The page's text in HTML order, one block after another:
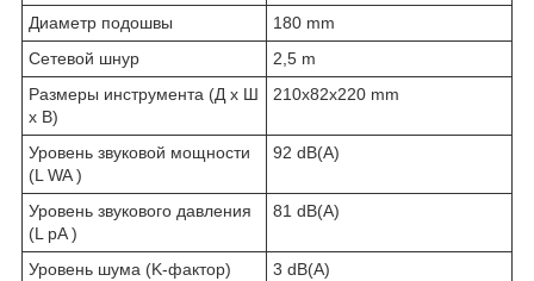
Диаметр подошвы
180 mm
Сетевой шнур
2,5 m
Размеры инструмента (Д х Ш
х В)
210x82x220 mm
Уровень звуковой мощности
(L WA )
92 dB(A)
Уровень звукового давления
(L pA )
81 dB(A)
Уровень шума (K-фактор)
3 dB(A)